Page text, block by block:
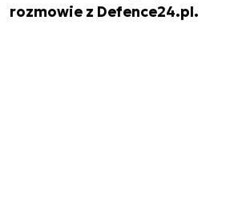
rozmowie z Defence24.pl.